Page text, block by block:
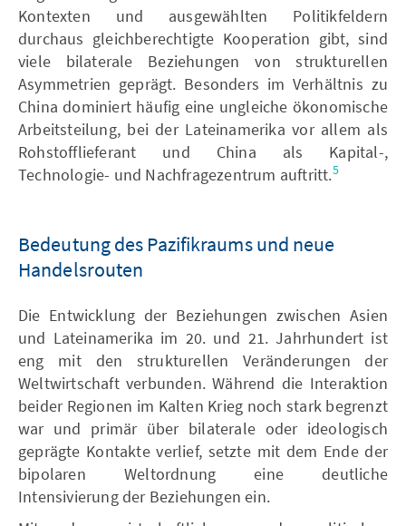
Kontexten und ausgewählten Politikfeldern
durchaus gleichberechtigte Kooperation gibt, sind
viele bilaterale Beziehungen von strukturellen
Asymmetrien geprägt. Besonders im Verhältnis zu
China dominiert häufig eine ungleiche ökonomische
Arbeitsteilung, bei der Lateinamerika vor allem als
Rohstofflieferant und China als Kapital-,
Technologie- und Nachfragezentrum auftritt.5
Bedeutung des Pazifikraums und neue
Handelsrouten
Die Entwicklung der Beziehungen zwischen Asien
und Lateinamerika im 20. und 21. Jahrhundert ist
eng mit den strukturellen Veränderungen der
Weltwirtschaft verbunden. Während die Interaktion
beider Regionen im Kalten Krieg noch stark begrenzt
war und primär über bilaterale oder ideologisch
geprägte Kontakte verlief, setzte mit dem Ende der
bipolaren Weltordnung eine deutliche
Intensivierung der Beziehungen ein.